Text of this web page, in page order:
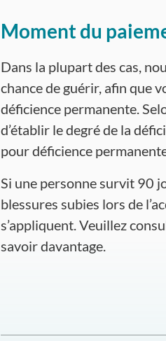
Moment du
Dans la plupart des cas,
chance de guérir, afin que
déficience permanente.
d’établir le degré de la
pour déficience
Si une personne survit 90
blessures subies lors de
s’appliquent. Veuillez
savoir davantage.